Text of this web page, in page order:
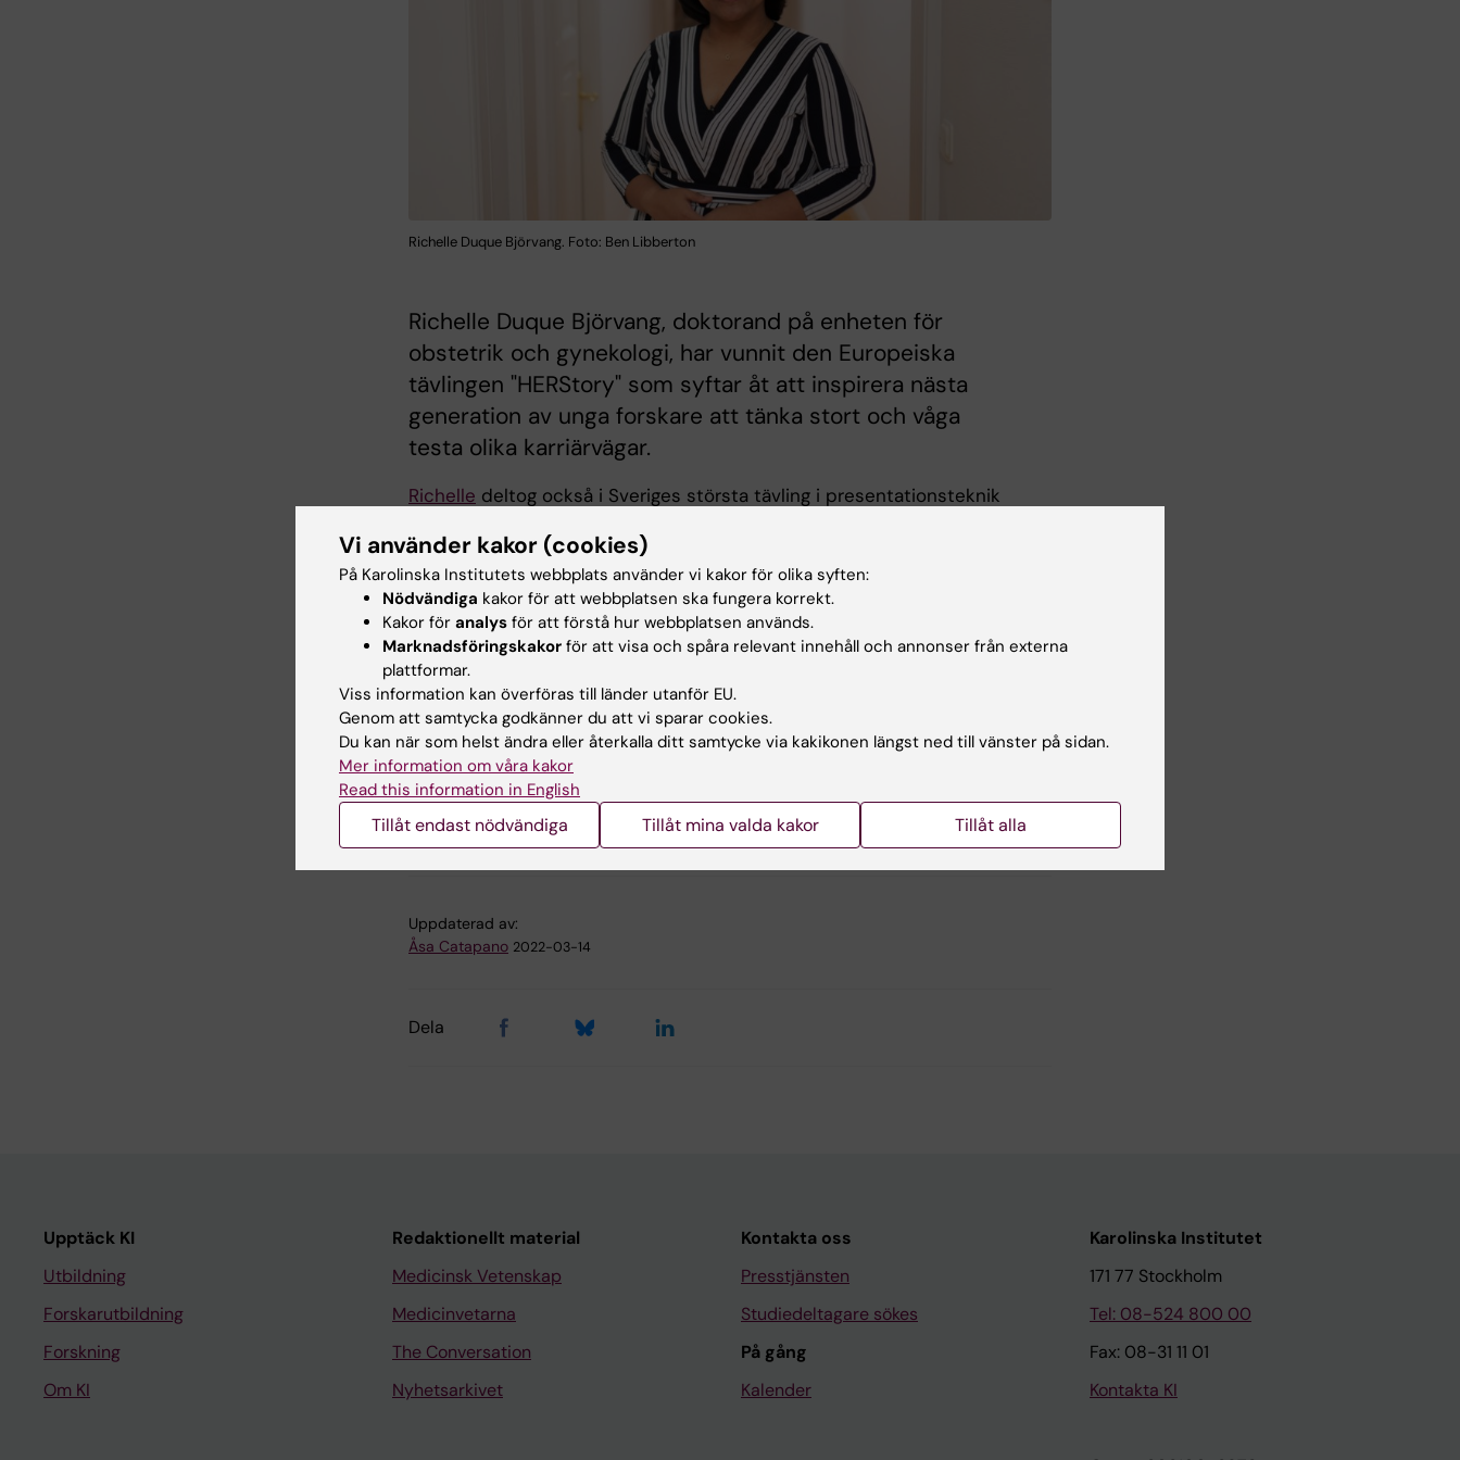
Richelle Duque Björvang. Foto: Ben Libberton
Richelle Duque Björvang, doktorand på enheten för
obstetrik och gynekologi, har vunnit den Europeiska
tävlingen "HERStory" som syftar åt att inspirera nästa
generation av unga forskare att tänka stort och våga
testa olika karriärvägar.
Richelle deltog också i Sveriges största tävling i presentationsteknik
kemikalier och kvinnans fertilitet på ett fängslande, inspirerande och
enkelt sätt på fyra minuter, och övertygade juryn genom deltävlingar
hela vägen till finalen.
Hon tävlade bland sju finalisterna på Nalen i Stockholm på torsdag
25 november 2021 och kom på delad fjärde plats. Stort grattis till
Richelle!
HERStory
Forskar Grand Prix 20/21
Uppdaterad av:
Åsa Catapano 2022-03-14
Dela
Upptäck KI
Utbildning
Forskarutbildning
Forskning
Om KI
Redaktionellt material
Medicinsk Vetenskap
Medicinvetarna
The Conversation
Nyhetsarkivet
Kontakta oss
Presstjänsten
Studiedeltagare sökes
På gång
Kalender
Karolinska Institutet
171 77 Stockholm
Tel: 08-524 800 00
Fax: 08-31 11 01
Kontakta KI
Vi använder kakor (cookies)
På Karolinska Institutets webbplats använder vi kakor för olika syften:
Nödvändiga kakor för att webbplatsen ska fungera korrekt.
Kakor för analys för att förstå hur webbplatsen används.
Marknadsföringskakor för att visa och spåra relevant innehåll och annonser från externa
plattformar.
Viss information kan överföras till länder utanför EU.
Genom att samtycka godkänner du att vi sparar cookies.
Du kan när som helst ändra eller återkalla ditt samtycke via kakikonen längst ned till vänster på sidan.
Mer information om våra kakor
Read this information in English
Tillåt endast nödvändiga Tillåt mina valda kakor Tillåt alla